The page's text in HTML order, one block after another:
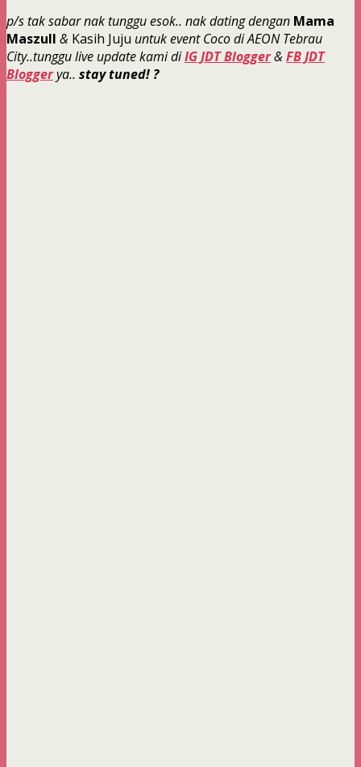
p/s tak sabar nak tunggu esok.. nak dating dengan Mama
Maszull & Kasih Juju untuk event Coco di AEON Tebrau
City..tunggu live update kami diIG JDT Blogger&FB JDT
Bloggerya.. stay tuned! ?